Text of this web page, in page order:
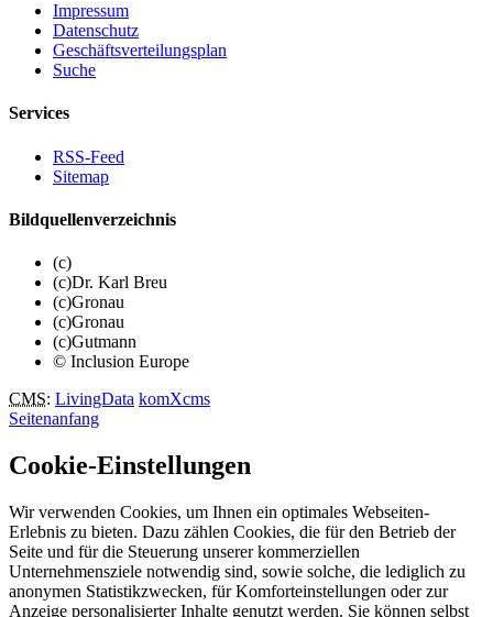
Impressum
Datenschutz
Geschäftsverteilungsplan
Suche
Services
RSS-Feed
Sitemap
Bildquellenverzeichnis
(c)
(c)Dr. Karl Breu
(c)Gronau
(c)Gronau
(c)Gutmann
© Inclusion Europe
CMS: LivingData komXcms
Seitenanfang
Cookie-Einstellungen
Wir verwenden Cookies, um Ihnen ein optimales Webseiten-
Erlebnis zu bieten. Dazu zählen Cookies, die für den Betrieb der
Seite und für die Steuerung unserer kommerziellen
Unternehmensziele notwendig sind, sowie solche, die lediglich zu
anonymen Statistikzwecken, für Komforteinstellungen oder zur
Anzeige personalisierter Inhalte genutzt werden. Sie können selbst